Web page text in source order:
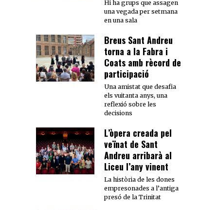
Hi ha grups que assagen
una vegada per setmana
en una sala
Breus Sant Andreu
torna a la Fabra i
Coats amb rècord de
participació
Una amistat que desafia
els vuitanta anys, una
reflexió sobre les
decisions
L’òpera creada pel
veïnat de Sant
Andreu arribarà al
Liceu l’any vinent
La història de les dones
empresonades a l’antiga
presó de la Trinitat